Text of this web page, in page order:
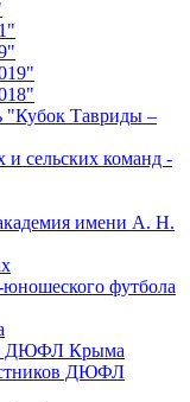
"Кубок Тавриды –
и сельских команд -
имени А. Н.
юношеского футбола
ДЮФЛ Крыма
ДЮФЛ